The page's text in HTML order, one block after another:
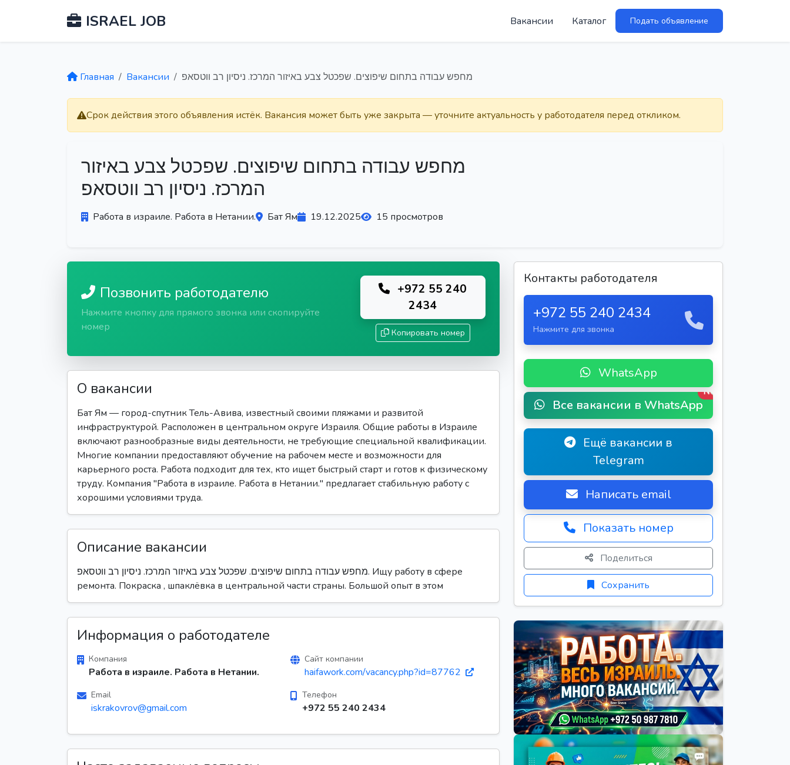
ISRAEL JOB Вакансии Каталог Подать объявление
Главная Вакансии מחפש עבודה בתחום שיפוצים. שפכטל צבע באיזור המרכז. ניסיון רב ווטסאפ
Срок действия этого объявления истёк. Вакансия может быть уже закрыта — уточните актуальность у работодателя перед откликом.
מחפש עבודה בתחום שיפוצים. שפכטל צבע באיזור
המרכז. ניסיון רב ווטסאפ
Работа в израиле. Работа в Нетании. Бат Ям 19.12.2025 15 просмотров
Позвонить работодателю
Нажмите кнопку для прямого звонка или скопируйте
номер
+972 55 240
2434
Копировать номер
О вакансии
Бат Ям — город-спутник Тель-Авива, известный своими пляжами и развитой
инфраструктурой. Расположен в центральном округе Израиля. Общие работы в Израиле
включают разнообразные виды деятельности, не требующие специальной квалификации.
Многие компании предоставляют обучение на рабочем месте и возможности для
карьерного роста. Работа подходит для тех, кто ищет быстрый старт и готов к физическому
труду. Компания "Работа в израиле. Работа в Нетании." предлагает стабильную работу с
хорошими условиями труда.
Описание вакансии
מחפש עבודה בתחום שיפוצים. שפכטל צבע באיזור המרכז. ניסיון רב ווטסאפ. Ищу работу в сфере
ремонта. Покраска , шпаклёвка в центральной части страны. Большой опыт в этом
Информация о работодателе
Компания
Работа в израиле. Работа в Нетании.
Сайт компании
haifawork.com/vacancy.php?id=87762
Email
iskrakovrov@gmail.com
Телефон
+972 55 240 2434
Контакты работодателя
+972 55 240 2434
Нажмите для звонка
WhatsApp
Все вакансии в WhatsApp
New
Ещё вакансии в
Telegram
Написать email
Показать номер
Поделиться
Сохранить